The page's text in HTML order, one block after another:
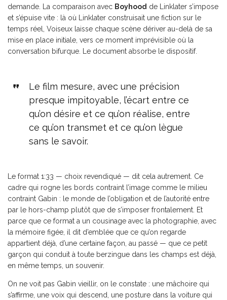
demande. La comparaison avec Boyhood de Linklater s’impose
et s’épuise vite : là où Linklater construisait une fiction sur le
temps réel, Voiseux laisse chaque scène dériver au-delà de sa
mise en place initiale, vers ce moment imprévisible où la
conversation bifurque. Le document absorbe le dispositif.
Le film mesure, avec une précision
presque impitoyable, l’écart entre ce
qu’on désire et ce qu’on réalise, entre
ce qu’on transmet et ce qu’on lègue
sans le savoir.
Le format 1:33 — choix revendiqué — dit cela autrement. Ce
cadre qui rogne les bords contraint l’image comme le milieu
contraint Gabin : le monde de l’obligation et de l’autorité entre
par le hors-champ plutôt que de s’imposer frontalement. Et
parce que ce format a un cousinage avec la photographie, avec
la mémoire figée, il dit d’emblée que ce qu’on regarde
appartient déjà, d’une certaine façon, au passé — que ce petit
garçon qui conduit à toute berzingue dans les champs est déjà,
en même temps, un souvenir.
On ne voit pas Gabin vieillir, on le constate : une mâchoire qui
s’affirme, une voix qui descend, une posture dans la voiture qui